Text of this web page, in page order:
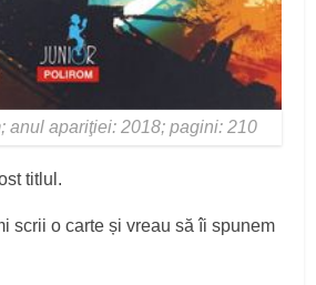
anul apariţiei: 2018; pagini: 210
titlul.
scrii o carte și vreau să îi spunem